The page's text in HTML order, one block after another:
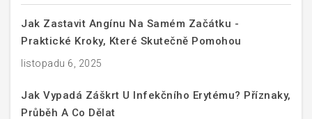
Jak Zastavit Angínu Na Samém Začátku -
Praktické Kroky, Které Skutečně Pomohou
listopadu 6, 2025
Jak Vypadá Záškrt U Infekčního Erytému? Příznaky,
Průběh A Co Dělat